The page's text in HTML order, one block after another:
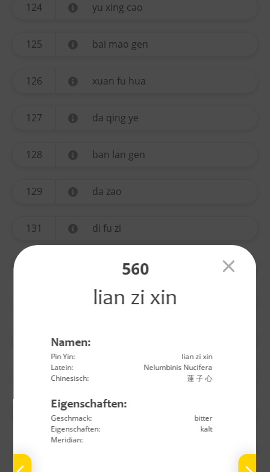
560
lian zi xin
Namen:
Pin Yin:
lian zi xin
Latein:
Nelumbinis Nucifera
Chinesisch:
蓮 子 心
Eigenschaften:
Geschmack:
bitter
Eigenschaften:
kalt
Meridian:
124 yu xing cao
125 bai mao gen
126 xuan fu hua
127 da qing ye
128 ban lan gen
129 da zao
131 di fu zi
yi mu cao
ting li zi